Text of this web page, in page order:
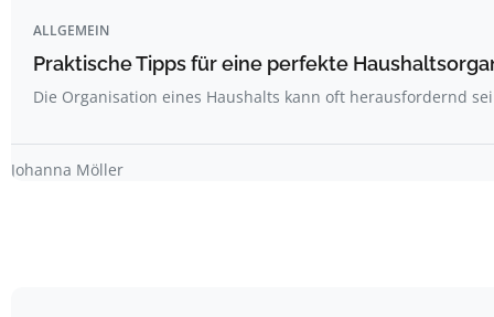
ALLGEMEIN
Praktische Tipps für eine perfekte
Die Organisation eines Haushalts kann oft herausfordernd
Johanna Möller